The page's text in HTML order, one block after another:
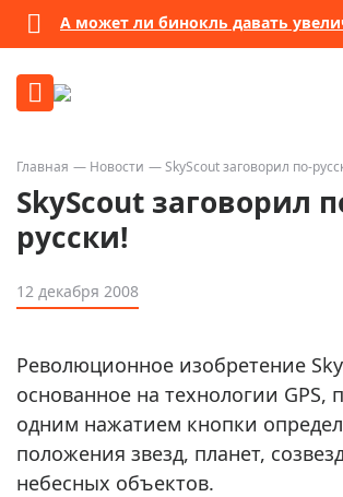
А может ли бинокль давать
Главная Новости SkyScout заговорил по-
SkyScout заговорил
русски!
12 декабря 2008
Революционное изобретение
основанное на технологии GPS,
одним нажатием кнопки
положения звезд, планет,
небесных объектов.